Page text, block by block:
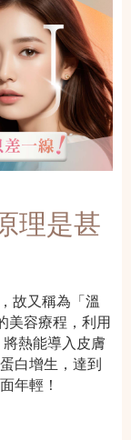
理是甚
故又稱為「溫
美容療程，利用
熱能導入皮膚
白增生，達到
年輕！